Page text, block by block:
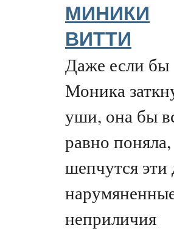
МИНИКИ
ВИТТИ
Даже если бы
Моника
уши, она бы
равно
шепчутся эти
неприличия